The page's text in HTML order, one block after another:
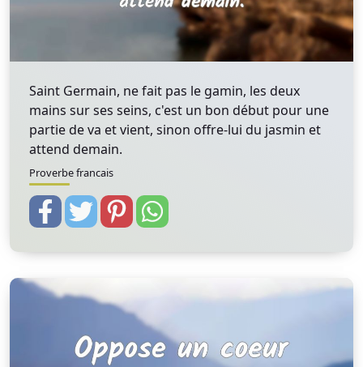
Saint Germain, ne fait pas le gamin, les deux
mains sur ses seins, c'est un bon début pour une
partie de va et vient, sinon offre-lui du jasmin et
attend demain.
Proverbe francais